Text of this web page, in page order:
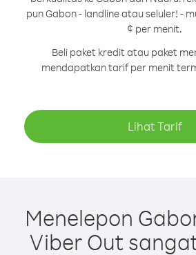
pun Gabon - landline atau seluler! -
¢ per menit.
Beli paket kredit atau paket
mendapatkan tarif per menit
Lihat Tarif
Menelepon
Viber Out